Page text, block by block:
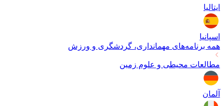
ایتالیا
اسپانیا
همه برنامه‌های مهمانداری، گردشگری و ورزش
مطالعات محیطی و علوم زمین
آلمان